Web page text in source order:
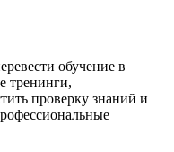
обучение в
тренинги,
проверку знаний и